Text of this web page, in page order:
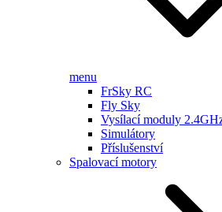
menu
FrSky RC
Fly Sky
Vysílací moduly
Simulátory
Příslušenství
Spalovací motory